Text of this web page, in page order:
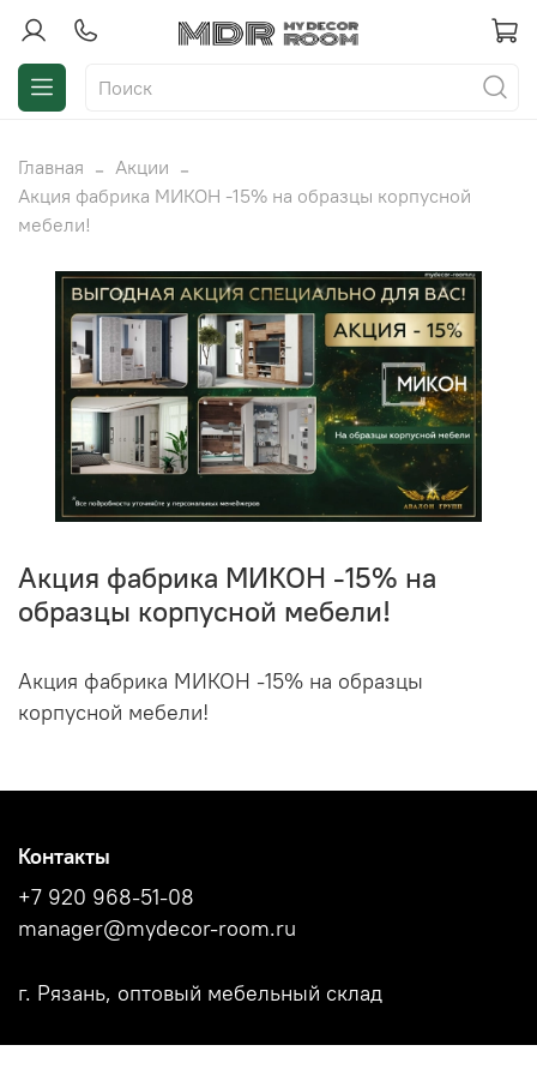
Главная
Акции
Акция фабрика МИКОН -15% на образцы корпусной
мебели!
Акция фабрика МИКОН -15% на
образцы корпусной мебели!
Акция фабрика МИКОН -15% на образцы
корпусной мебели!
Контакты
+7 920 968-51-08
manager@mydecor-room.ru
г. Рязань, оптовый мебельный склад